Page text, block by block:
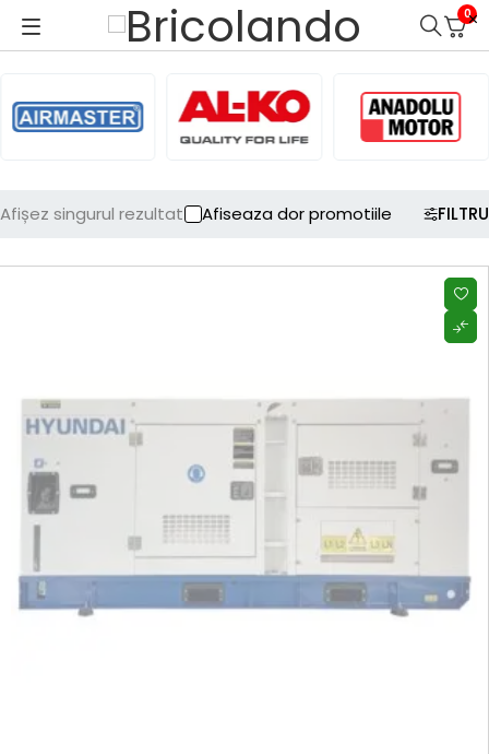
0
FILTRU
Afișez singurul rezultat Afiseaza dor promotiile